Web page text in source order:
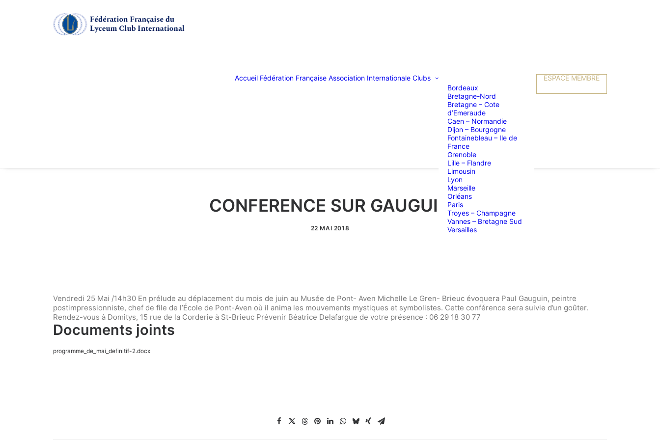
Accueil Fédération Française Association Internationale Clubs
Bordeaux
Bretagne-Nord
Bretagne – Cote
d’Emeraude
Caen – Normandie
Dijon – Bourgogne
Fontainebleau – Ile de
France
Grenoble
Lille – Flandre
Limousin
Lyon
Marseille
Orléans
Paris
Troyes – Champagne
Vannes – Bretagne Sud
Versailles
ESPACE MEMBRE
CONFERENCE SUR GAUGUIN
22 MAI 2018
Vendredi 25 Mai /14h30 En prélude au déplacement du mois de juin au Musée de Pont- Aven Michelle Le Gren- Brieuc évoquera Paul Gauguin, peintre
postimpressionniste, chef de file de l’École de Pont-Aven où il anima les mouvements mystiques et symbolistes. Cette conférence sera suivie d’un goûter.
Rendez-vous à Domitys, 15 rue de la Corderie à St-Brieuc Prévenir Béatrice Delafargue de votre présence : 06 29 18 30 77
Documents joints
programme_de_mai_definitif-2.docx